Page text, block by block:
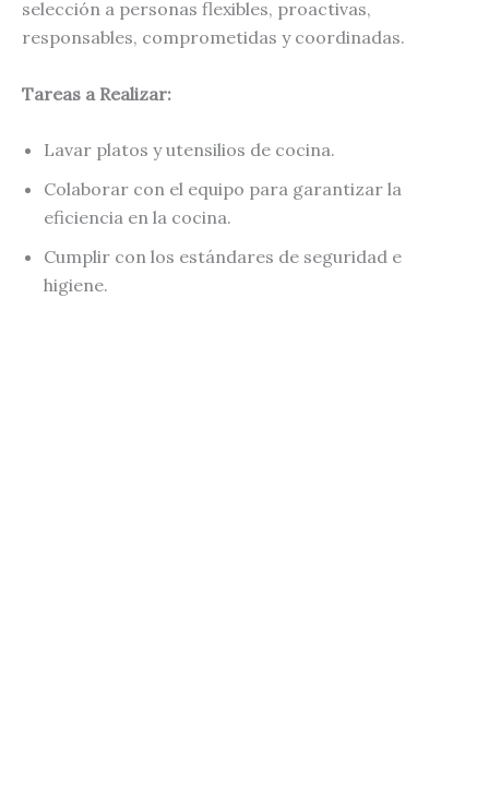
selección a personas flexibles, proactivas,
responsables, comprometidas y coordinadas.
Tareas a Realizar:
Lavar platos y utensilios de cocina.
Colaborar con el equipo para garantizar la
eficiencia en la cocina.
Cumplir con los estándares de seguridad e
higiene.